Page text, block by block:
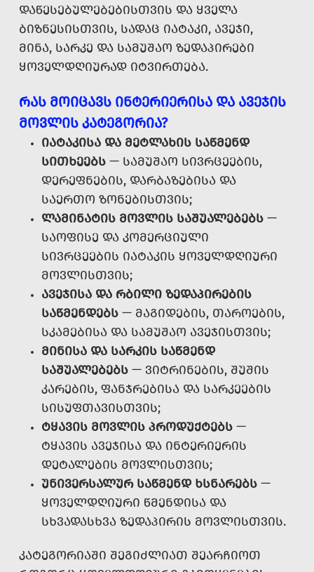
ᲓᲐᲬᲔᲡᲔᲑᲣᲚᲔᲑᲔᲑᲘᲡᲗᲕᲘᲡ ᲓᲐ ᲧᲕᲔᲚᲐ
ᲑᲘᲖᲜᲔᲡᲘᲡᲗᲕᲘᲡ, ᲡᲐᲓᲐᲪ ᲘᲐᲢᲐᲙᲘ, ᲐᲕᲔᲯᲘ,
ᲛᲘᲜᲐ, ᲡᲐᲠᲙᲔ ᲓᲐ ᲡᲐᲛᲣᲨᲐᲝ ᲖᲔᲓᲐᲞᲘᲠᲔᲑᲘ
ᲧᲝᲕᲔᲚᲓᲦᲘᲣᲠᲐᲓ ᲘᲢᲕᲘᲠᲗᲔᲑᲐ.
ᲠᲐᲡ ᲛᲝᲘᲪᲐᲕᲡ ᲘᲜᲢᲔᲠᲘᲔᲠᲘᲡᲐ ᲓᲐ ᲐᲕᲔᲯᲘᲡ
ᲛᲝᲕᲚᲘᲡ ᲙᲐᲢᲔᲒᲝᲠᲘᲐ?
ᲘᲐᲢᲐᲙᲘᲡᲐ ᲓᲐ ᲛᲔᲢᲚᲐᲮᲘᲡ ᲡᲐᲬᲛᲔᲜᲓ
ᲡᲘᲗᲮᲔᲔᲑᲡ — ᲡᲐᲛᲣᲨᲐᲝ ᲡᲘᲕᲠᲪᲔᲔᲑᲘᲡ,
ᲓᲔᲠᲔᲤᲜᲔᲑᲘᲡ, ᲓᲐᲠᲑᲐᲖᲔᲑᲘᲡᲐ ᲓᲐ
ᲡᲐᲔᲠᲗᲝ ᲖᲝᲜᲔᲑᲘᲡᲗᲕᲘᲡ;
ᲚᲐᲛᲘᲜᲐᲢᲘᲡ ᲛᲝᲕᲚᲘᲡ ᲡᲐᲨᲣᲐᲚᲔᲑᲔᲑᲡ —
ᲡᲐᲝᲤᲘᲡᲔ ᲓᲐ ᲙᲝᲛᲔᲠᲪᲘᲣᲚᲘ
ᲡᲘᲕᲠᲪᲔᲔᲑᲘᲡ ᲘᲐᲢᲐᲙᲘᲡ ᲧᲝᲕᲔᲚᲓᲦᲘᲣᲠᲘ
ᲛᲝᲕᲚᲘᲡᲗᲕᲘᲡ;
ᲐᲕᲔᲯᲘᲡᲐ ᲓᲐ ᲠᲑᲘᲚᲘ ᲖᲔᲓᲐᲞᲘᲠᲔᲑᲘᲡ
ᲡᲐᲬᲛᲔᲜᲓᲔᲑᲡ — ᲛᲐᲒᲘᲓᲔᲑᲘᲡ, ᲗᲐᲠᲝᲔᲑᲘᲡ,
ᲡᲙᲐᲛᲔᲑᲘᲡᲐ ᲓᲐ ᲡᲐᲛᲣᲨᲐᲝ ᲐᲕᲔᲯᲘᲡᲗᲕᲘᲡ;
ᲛᲘᲜᲘᲡᲐ ᲓᲐ ᲡᲐᲠᲙᲘᲡ ᲡᲐᲬᲛᲔᲜᲓ
ᲡᲐᲨᲣᲐᲚᲔᲑᲔᲑᲡ — ᲕᲘᲢᲠᲘᲜᲔᲑᲘᲡ, ᲨᲣᲨᲘᲡ
ᲙᲐᲠᲔᲑᲘᲡ, ᲤᲐᲜᲯᲠᲔᲑᲘᲡᲐ ᲓᲐ ᲡᲐᲠᲙᲔᲔᲑᲘᲡ
ᲡᲘᲡᲣᲤᲗᲐᲕᲘᲡᲗᲕᲘᲡ;
ᲢᲧᲐᲕᲘᲡ ᲛᲝᲕᲚᲘᲡ ᲞᲠᲝᲓᲣᲥᲢᲔᲑᲡ —
ᲢᲧᲐᲕᲘᲡ ᲐᲕᲔᲯᲘᲡᲐ ᲓᲐ ᲘᲜᲢᲔᲠᲘᲔᲠᲘᲡ
ᲓᲔᲢᲐᲚᲔᲑᲘᲡ ᲛᲝᲕᲚᲘᲡᲗᲕᲘᲡ;
ᲣᲜᲘᲕᲔᲠᲡᲐᲚᲣᲠ ᲡᲐᲬᲛᲔᲜᲓ ᲮᲡᲜᲐᲠᲔᲑᲡ —
ᲧᲝᲕᲔᲚᲓᲦᲘᲣᲠᲘ ᲬᲛᲔᲜᲓᲘᲡᲐ ᲓᲐ
ᲡᲮᲕᲐᲓᲐᲡᲮᲕᲐ ᲖᲔᲓᲐᲞᲘᲠᲘᲡ ᲛᲝᲕᲚᲘᲡᲗᲕᲘᲡ.
ᲙᲐᲢᲔᲒᲝᲠᲘᲐᲨᲘ ᲨᲔᲒᲘᲫᲚᲘᲐᲗ ᲨᲔᲐᲠᲩᲘᲝᲗ